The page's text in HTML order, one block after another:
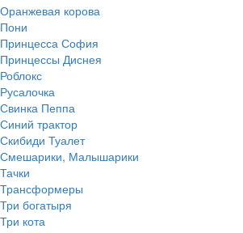
Оранжевая корова
Пони
Принцесса София
Принцессы Диснея
Роблокс
Русалочка
Свинка Пеппа
Синий трактор
Скибиди Туалет
Смешарики, Малышарики
Тачки
Трансформеры
Три богатыря
Три кота